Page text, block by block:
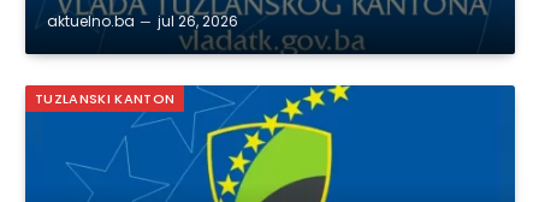
aktuelno.ba jul 26, 2026
TUZLANSKI KANTON